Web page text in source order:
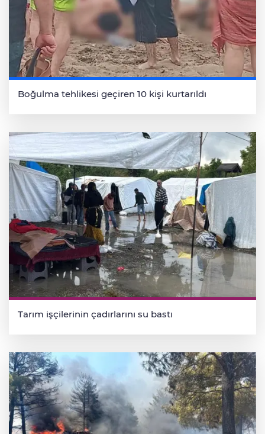
Boğulma tehlikesi geçiren 10 kişi kurtarıldı
Tarım işçilerinin çadırlarını su bastı